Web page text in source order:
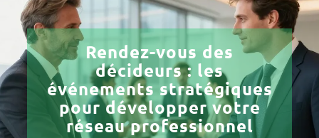
Rendez-vous des
décideurs : les
événements stratégiques
pour développer votre
réseau professionnel